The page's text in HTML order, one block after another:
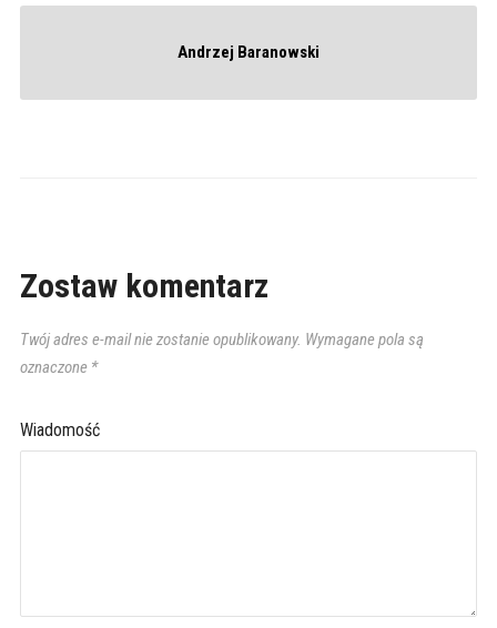
Andrzej Baranowski
Zostaw komentarz
Twój adres e-mail nie zostanie opublikowany. Wymagane pola są
oznaczone *
Wiadomość